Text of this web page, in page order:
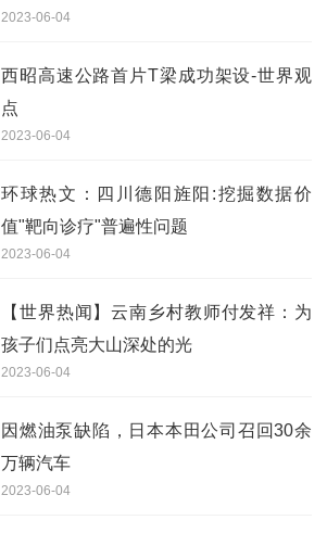
战
2023-06-04
西昭高速公路首片T梁成功架设-世界观
点
2023-06-04
环球热文：四川德阳旌阳:挖掘数据价
值"靶向诊疗"普遍性问题
2023-06-04
【世界热闻】云南乡村教师付发祥：为
孩子们点亮大山深处的光
2023-06-04
因燃油泵缺陷，日本本田公司召回30余
万辆汽车
2023-06-04